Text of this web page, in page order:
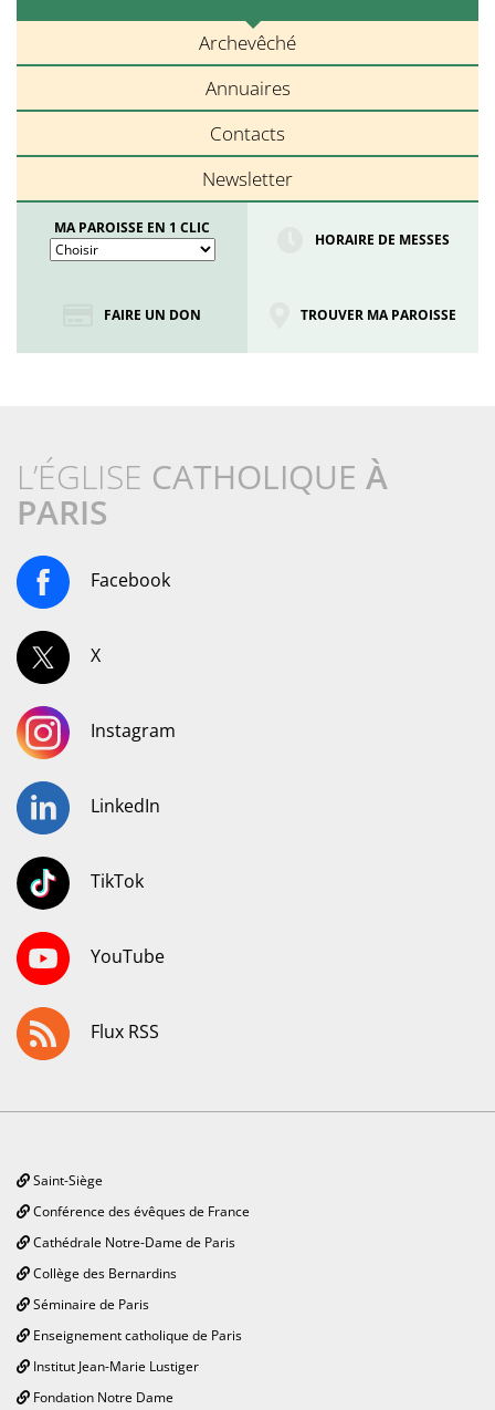
Archevêché
Annuaires
Contacts
Newsletter
MA PAROISSE EN 1 CLIC
HORAIRE DE MESSES
FAIRE UN DON TROUVER MA PAROISSE
L’ÉGLISE CATHOLIQUE À
PARIS
Facebook
X
Instagram
LinkedIn
TikTok
YouTube
Flux RSS
Saint-Siège
Conférence des évêques de France
Cathédrale Notre-Dame de Paris
Collège des Bernardins
Séminaire de Paris
Enseignement catholique de Paris
Institut Jean-Marie Lustiger
Fondation Notre Dame